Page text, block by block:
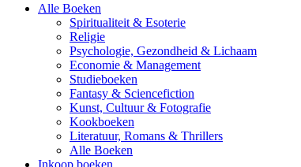
Alle Boeken
Spiritualiteit & Esoterie
Religie
Psychologie, Gezondheid & Lichaam
Economie & Management
Studieboeken
Fantasy & Sciencefiction
Kunst, Cultuur & Fotografie
Kookboeken
Literatuur, Romans & Thrillers
Alle Boeken
Inkoop boeken